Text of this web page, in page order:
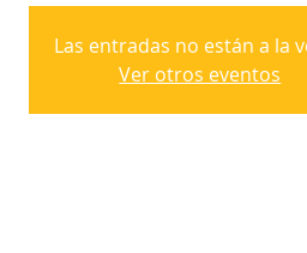
Las entradas no están a la
Ver otros eventos